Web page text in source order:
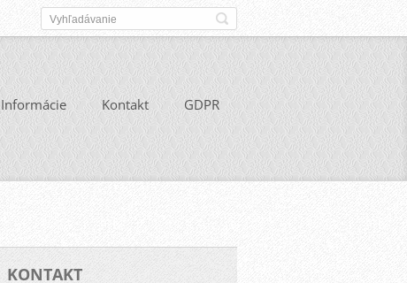
Informácie Kontakt GDPR
KONTAKT